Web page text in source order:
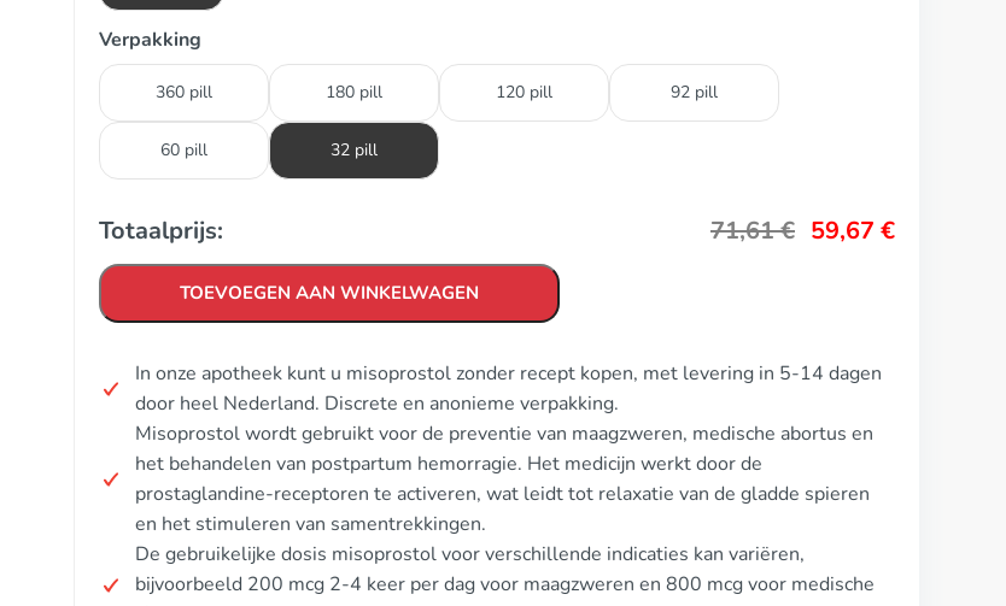
Verpakking
360 pill 180 pill 120 pill 92 pill
60 pill 32 pill
Totaalprijs: 71,61€ 59,67 €
TOEVOEGEN AAN WINKELWAGEN
In onze apotheek kunt u misoprostol zonder recept kopen, met levering in 5-14 dagen
door heel Nederland. Discrete en anonieme verpakking.
Misoprostol wordt gebruikt voor de preventie van maagzweren, medische abortus en
het behandelen van postpartum hemorragie. Het medicijn werkt door de
prostaglandine-receptoren te activeren, wat leidt tot relaxatie van de gladde spieren
en het stimuleren van samentrekkingen.
De gebruikelijke dosis misoprostol voor verschillende indicaties kan variëren,
bijvoorbeeld 200 mcg 2-4 keer per dag voor maagzweren en 800 mcg voor medische